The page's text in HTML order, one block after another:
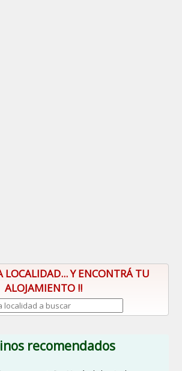
LOCALIDAD... Y ENCONTRÁ TU
ALOJAMIENTO !!
recomendados